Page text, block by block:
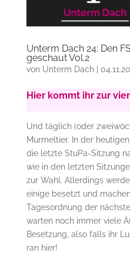
Unterm Dach 24: Den
geschaut Vol.2
von Unterm Dach|
Hier kommt ihr zur
Und täglich (oder
Murmeltier. In der
die letzte StuPa-Sitzung
wie in den letzten
zur Wahl. Allerdings
einige besetzt und
Tagesordnung der
warten noch immer viele
Besetzung, also falls ihr
ran hier!